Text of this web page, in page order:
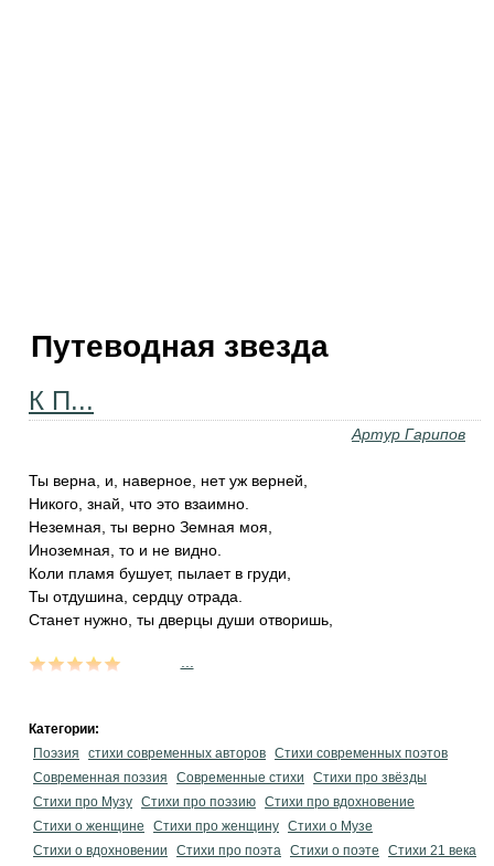
Путеводная звезда
К П...
Артур Гарипов
Ты верна, и, наверное, нет уж верней,
Никого, знай, что это взаимно.
Неземная, ты верно Земная моя,
Иноземная, то и не видно.
Коли пламя бушует, пылает в груди,
Ты отдушина, сердцу отрада.
Станет нужно, ты дверцы души отворишь,
Категории:
Поэзия
стихи современных авторов Стихи современных поэтов
Современная поэзия
Современные стихи
Стихи про звёзды
Стихи про Музу Стихи про поэзию Стихи про вдохновение
Стихи о женщине
Стихи про женщину Стихи о Музе
Стихи о вдохновении
Стихи про поэта Стихи о поэте
Стихи 21 века